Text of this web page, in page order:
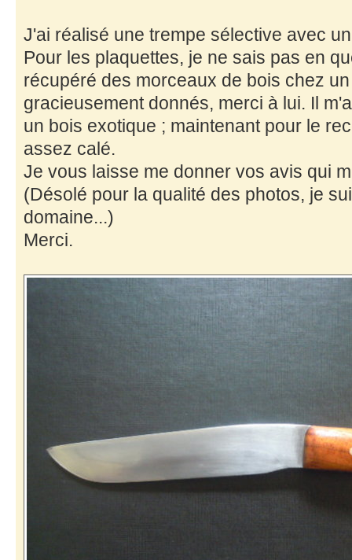
J'ai réalisé une trempe sélective avec
Pour les plaquettes, je ne sais pas en
récupéré des morceaux de bois chez
gracieusement donnés, merci à lui. Il
un bois exotique ; maintenant pour le
assez calé.
Je vous laisse me donner vos avis qui
(Désolé pour la qualité des photos, je
domaine...)
Merci.